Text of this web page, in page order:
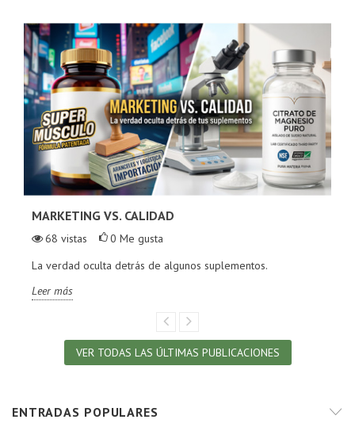
MARKETING VS. CALIDAD
68 vistas 0 Me gusta
La verdad oculta detrás de algunos suplementos.
Leer más
VER TODAS LAS ÚLTIMAS PUBLICACIONES
ENTRADAS POPULARES